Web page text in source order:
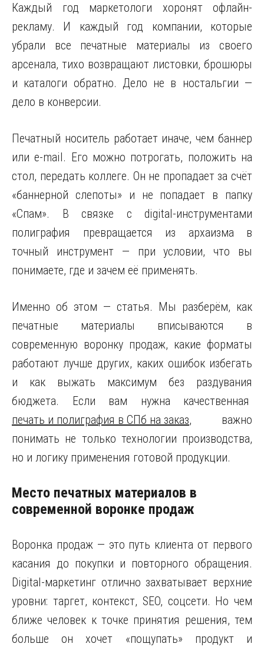
Каждый год маркетологи хоронят офлайн-
рекламу. И каждый год компании, которые
убрали все печатные материалы из своего
арсенала, тихо возвращают листовки, брошюры
и каталоги обратно. Дело не в ностальгии —
дело в конверсии.
Печатный носитель работает иначе, чем баннер
или e-mail. Его можно потрогать, положить на
стол, передать коллеге. Он не пропадает за счёт
«баннерной слепоты» и не попадает в папку
«Спам». В связке с digital-инструментами
полиграфия превращается из архаизма в
точный инструмент — при условии, что вы
понимаете, где и зачем её применять.
Именно об этом — статья. Мы разберём, как
печатные материалы вписываются в
современную воронку продаж, какие форматы
работают лучше других, каких ошибок избегать
и как выжать максимум без раздувания
бюджета. Если вам нужна качественная
печать и полиграфия в СПб на заказ, важно
понимать не только технологии производства,
но и логику применения готовой продукции.
Место печатных материалов в
современной воронке продаж
Воронка продаж — это путь клиента от первого
касания до покупки и повторного обращения.
Digital-маркетинг отлично захватывает верхние
уровни: таргет, контекст, SEO, соцсети. Но чем
ближе человек к точке принятия решения, тем
больше он хочет «пощупать» продукт и